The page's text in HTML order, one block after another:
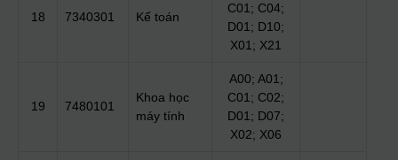
18 7340301 Kế toán
C01; C04;
D01; D10;
X01; X21
19 7480101
Khoa học
máy tính
A00; A01;
C01; C02;
D01; D07;
X02; X06